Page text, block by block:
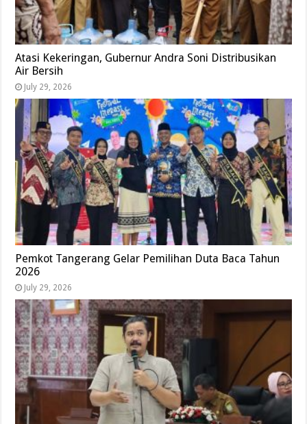
Atasi Kekeringan, Gubernur Andra Soni Distribusikan
Air Bersih
July 29, 2026
Pemkot Tangerang Gelar Pemilihan Duta Baca Tahun
2026
July 29, 2026